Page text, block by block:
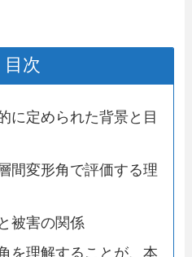
目次
に定められた背景と目
間変形角で評価する理
被害の関係
を理解することが、本